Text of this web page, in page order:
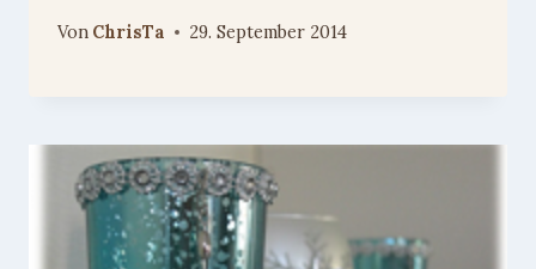
Von ChrisTa 29. September 2014